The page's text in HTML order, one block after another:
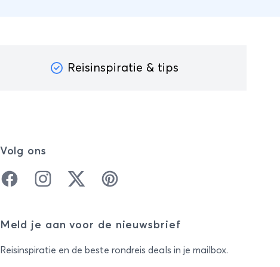
Reisinspiratie & tips
Volg ons
FacebookInstagramTwitter Pinterest
Meld je aan voor de nieuwsbrief
Reisinspiratie en de beste rondreis deals in je mailbox.